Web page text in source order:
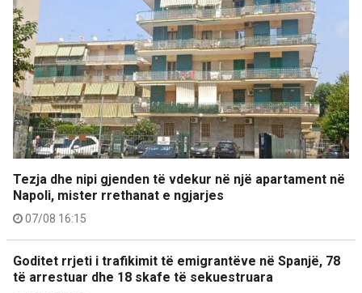
Tezja dhe nipi gjenden të vdekur në një apartament në
Napoli, mister rrethanat e ngjarjes
07/08 16:15
Goditet rrjeti i trafikimit të emigrantëve në Spanjë, 78
të arrestuar dhe 18 skafe të sekuestruara